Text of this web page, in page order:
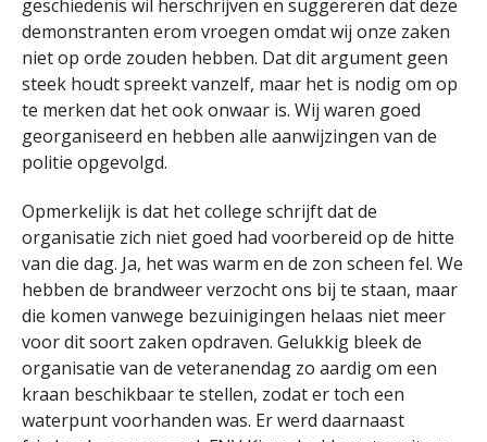
geschiedenis wil herschrijven en suggereren dat deze
demonstranten erom vroegen omdat wij onze zaken
niet op orde zouden hebben. Dat dit argument geen
steek houdt spreekt vanzelf, maar het is nodig om op
te merken dat het ook onwaar is. Wij waren goed
georganiseerd en hebben alle aanwijzingen van de
politie opgevolgd.
Opmerkelijk is dat het college schrijft dat de
organisatie zich niet goed had voorbereid op de hitte
van die dag. Ja, het was warm en de zon scheen fel. We
hebben de brandweer verzocht ons bij te staan, maar
die komen vanwege bezuinigingen helaas niet meer
voor dit soort zaken opdraven. Gelukkig bleek de
organisatie van de veteranendag zo aardig om een
kraan beschikbaar te stellen, zodat er toch een
waterpunt voorhanden was. Er werd daarnaast